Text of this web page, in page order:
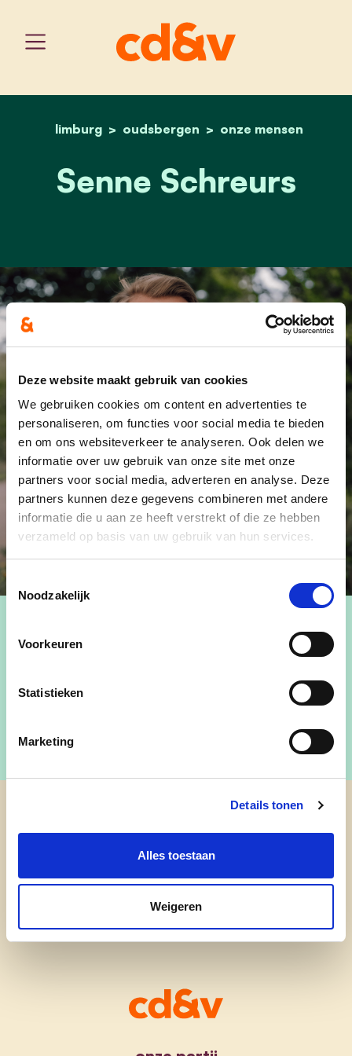
Deze website maakt gebruik van cookies
We gebruiken cookies om content en advertenties te
personaliseren, om functies voor social media te bieden
en om ons websiteverkeer te analyseren. Ook delen we
informatie over uw gebruik van onze site met onze
partners voor social media, adverteren en analyse. Deze
partners kunnen deze gegevens combineren met andere
informatie die u aan ze heeft verstrekt of die ze hebben
verzameld op basis van uw gebruik van hun services.
Toestemmingsselectie
Noodzakelijk
Voorkeuren
Statistieken
Marketing
Details tonen
Alles toestaan
Weigeren
home
limburg oudsbergen onze mensen
senne schreurs
Senne Schreurs
cd&v Oudsbergen